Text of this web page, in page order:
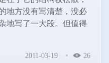
地方没有写清楚，没必
地写了一大段。但值得
对方的女子而不得；美
2011-03-19 26